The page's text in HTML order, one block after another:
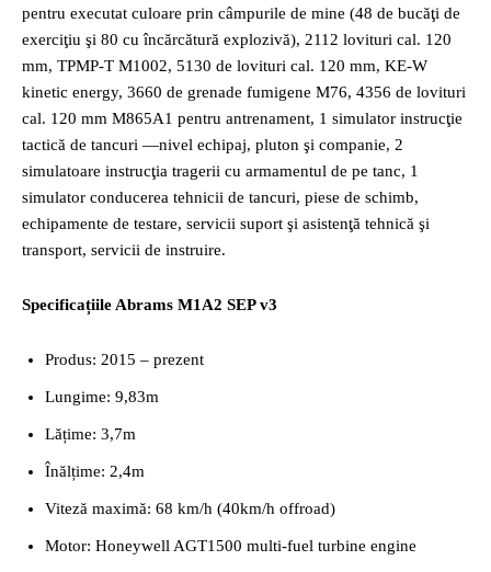
pentru executat culoare prin câmpurile de mine (48 de bucăţi de
exerciţiu şi 80 cu încărcătură explozivă), 2112 lovituri cal. 120
mm, TPMP-T M1002, 5130 de lovituri cal. 120 mm, KE-W
kinetic energy, 3660 de grenade fumigene M76, 4356 de lovituri
cal. 120 mm M865A1 pentru antrenament, 1 simulator instrucţie
tactică de tancuri —nivel echipaj, pluton şi companie, 2
simulatoare instrucţia tragerii cu armamentul de pe tanc, 1
simulator conducerea tehnicii de tancuri, piese de schimb,
echipamente de testare, servicii suport şi asistenţă tehnică şi
transport, servicii de instruire.
Specificațiile Abrams M1A2 SEP v3
Produs: 2015 – prezent
Lungime: 9,83m
Lățime: 3,7m
Înălțime: 2,4m
Viteză maximă: 68 km/h (40km/h offroad)
Motor: Honeywell AGT1500 multi-fuel turbine engine